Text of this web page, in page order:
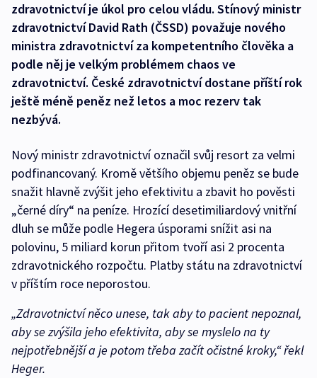
zdravotnictví je úkol pro celou vládu. Stínový ministr
zdravotnictví David Rath (ČSSD) považuje nového
ministra zdravotnictví za kompetentního člověka a
podle něj je velkým problémem chaos ve
zdravotnictví. České zdravotnictví dostane příští rok
ještě méně peněz než letos a moc rezerv tak
nezbývá.
Nový ministr zdravotnictví označil svůj resort za velmi
podfinancovaný. Kromě většího objemu peněz se bude
snažit hlavně zvýšit jeho efektivitu a zbavit ho pověsti
„černé díry“ na peníze. Hrozící desetimiliardový vnitřní
dluh se může podle Hegera úsporami snížit asi na
polovinu, 5 miliard korun přitom tvoří asi 2 procenta
zdravotnického rozpočtu. Platby státu na zdravotnictví
v příštím roce neporostou.
„Zdravotnictví něco unese, tak aby to pacient nepoznal,
aby se zvýšila jeho efektivita, aby se myslelo na ty
nejpotřebnější a je potom třeba začít očistné kroky,“ řekl
Heger.